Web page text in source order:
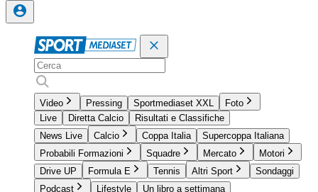
Video Pressing Sportmediaset XXL
Foto
Live
Diretta Calcio
Risultati e Classifiche
News Live
Calcio Coppa Italia
Supercoppa Italiana
Probabili Formazioni
Squadre Mercato
Motori
Drive UP
Formula E Tennis Altri Sport
Sondaggi
Podcast
Lifestyle
Un libro a settimana